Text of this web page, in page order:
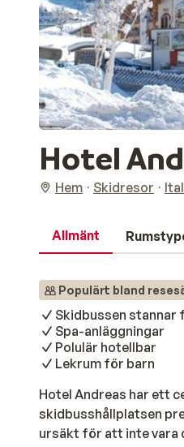
Hotel
Hem Skidresor
Allmänt
Populärt bland
Skidbussen
Spa-anläggningar
Polulär hotellbar
Lekrum för barn
Hotel Andreas har ett
skidbusshållplatsen
ursäkt för att inte vara